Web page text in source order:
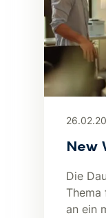
New
Die
Thema
an ein